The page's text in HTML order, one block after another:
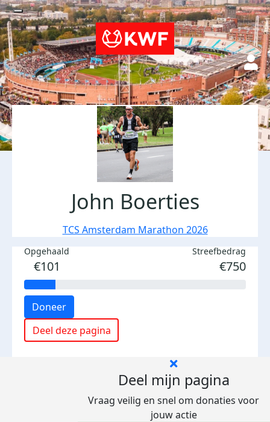
John Boerties
TCS Amsterdam Marathon 2026
Opgehaald
€101
Streefbedrag
€750
Doneer
Deel deze pagina
Deel mijn pagina
Vraag veilig en snel om donaties voor
jouw actie